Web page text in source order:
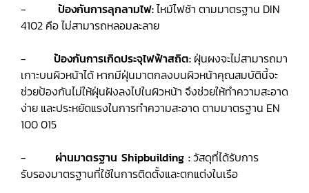
-
ป้องกันการลุกลามไฟ:ไหม้ไฟช้า ตามมาตรฐาน DIN
4102 คือ ไม่สามารถหลอมละลาย
- ป้องกันการเกิดประจุไฟฟ้าสถิต: ฝุ่นผงจะไม่สามารถมา
เกาะบนผิวหน้าได้ หากมีฝุ่นมาตกลงบนผิวหน้าคุณสมบัตินี้จะ
ช่วยป้องกันไม่ให้ฝุ่นฝังลงไปในผิวหน้า จึงช่วยให้ทำความสะอาด
ง่าย และประหยัดแรงในการทำความสะอาด ตามมาตรฐาน EN
100 015
-
ผ่านมาตรฐาน Shipbuilding :วัสดุที่ได้รับการ
รับรองมาตรฐานที่ใช้ในการติดตั้งและตกแต่งในเรือ